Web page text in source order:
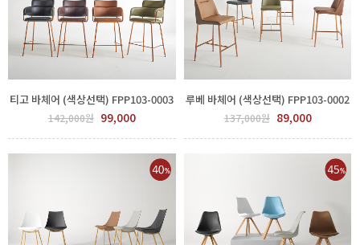
티고 바체어 (색상선택) FPP103-0003
142,000원 99,000
루베 바체어 (색상선택) FPP103-0002
137,000원 89,000